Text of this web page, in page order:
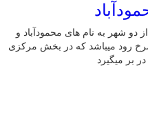
دو شهر به نام های محمودآباد و
رود میباشد که در بخش مرکزی